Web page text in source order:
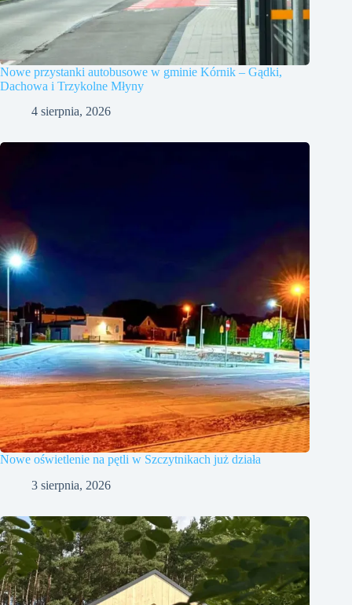
Nowe przystanki autobusowe w gminie Kórnik – Gądki,
Dachowa i Trzykolne Młyny
4 sierpnia, 2026
Nowe oświetlenie na pętli w Szczytnikach już działa
3 sierpnia, 2026